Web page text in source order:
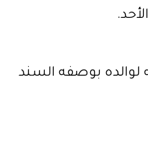
لوالده بوصفه السند